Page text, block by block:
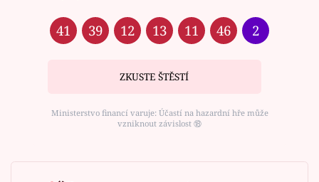
41 39 12 13 11 46 2
ZKUSTE ŠTĚSTÍ
Ministerstvo financí varuje: Účastí na hazardní hře může
vzniknout závislost ⑱